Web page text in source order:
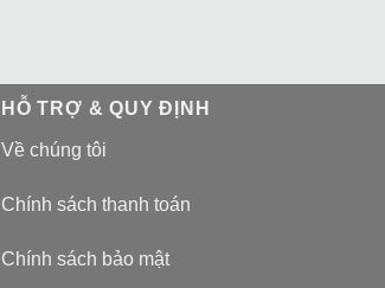
HỖ TRỢ & QUY ĐỊNH
Về chúng tôi
Chính sách thanh toán
Chính sách bảo mật